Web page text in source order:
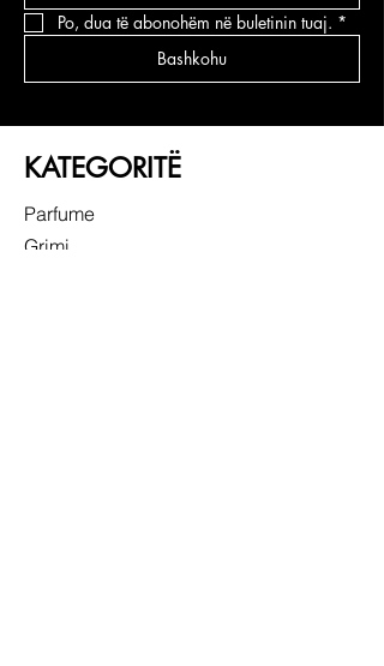
Po, dua të abonohëm në buletinin tuaj. *
Bashkohu
KATEGORITË
Parfume
Grimi